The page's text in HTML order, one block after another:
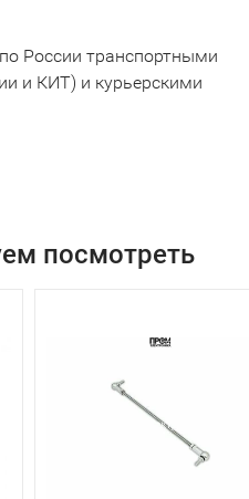
России транспортными
и КИТ) и курьерскими
посмотреть